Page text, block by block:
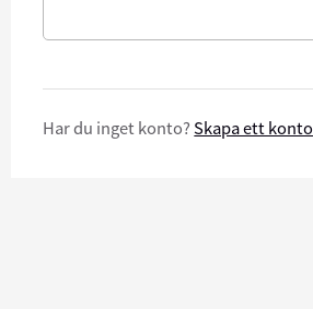
Har du inget konto? Skapa ett konto